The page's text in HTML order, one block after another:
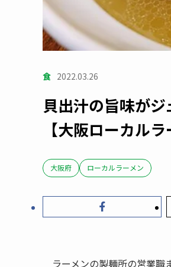
食 2022.03.26
貝出汁の旨味がジ
【大阪ローカルラ
大阪府 ローカルラーメン
ラーメンの製麺所の営業職